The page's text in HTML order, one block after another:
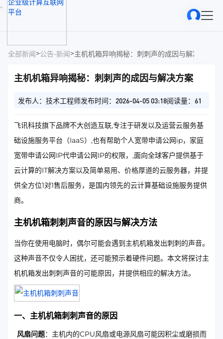
、
全部新闻>公告-新闻>主机机箱异响揭秘：刺刺声的成因与解决方案
主机机箱异响揭秘：刺刺声的成因与解决方案
发布人：技术工程师发布时间：2026-04-05 03:18阅读量：61
飞讯科技旗下品牌不大创造互联,专注于研发以及运营云服务基
础设施服务平台（IaaS）,也有帮助个人宽带申请公网ip，家庭
宽带申请公网IP代申请公网IP的权限，,面向全球客户提供基于
云计算的IT解决方案以及简单易用、价格厚道的云服务器，并提
供全方位1对1售后服务，是国内领先的云计算基础设施服务提供
商。
主机机箱刺刺声音的原因与解决方法
当你在使用电脑时，偶尔可能会遇到主机机箱发出刺刺的声音。
这种声音不仅令人困扰，还可能预示着硬件问题。本文将探讨主
机机箱发出刺刺声音的可能原因，并提供相应的解决方法。
一、主机机箱刺刺声音的原因
风扇问题：主机内的CPU风扇或电源风扇可能因积尘或磨损而